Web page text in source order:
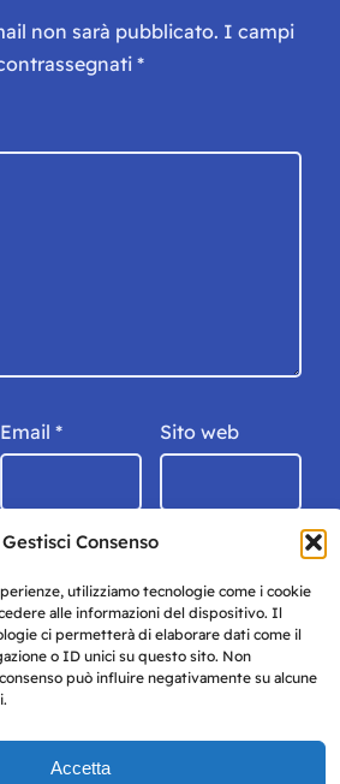
Gestisci Consenso
utilizziamo tecnologie come i cookie
alle informazioni del dispositivo. Il
ci permetterà di elaborare dati come il
o ID unici su questo sito. Non
può influire negativamente su alcune
Accetta
non sarà pubblicato. I campi
*
Email * Sito web
registrata presso il tribunale di